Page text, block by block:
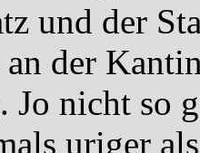
und der
der
Jo nicht so
uriger